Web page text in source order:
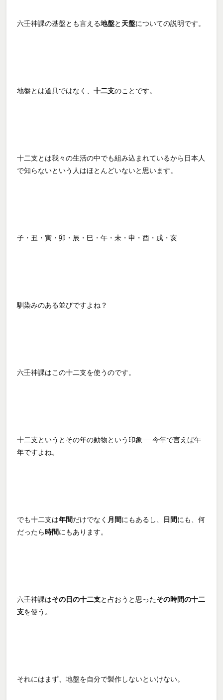
六壬神課の基盤とも言える地盤と 天盤についての説明です。
地盤とは道具ではなく、十二支のことです。
十二支とは我々の生活の中でも組み込まれているから日本人
で知らないという人はほとんどいないと思います。
子・丑・寅・卯・辰・巳・午・未・申・酉・戌・亥
馴染みのある並びですよね？
六壬神課はこの十二支を使うのです。
十二支というとその年の動物という印象──今年で言えば午
年ですよね。
でも十二支は年間だけでなく 月間にもあるし、 日間にも、何
だったら時間にもあります。
六壬神課はその日の十二支と占おうと思ったその時間の十二
支を使う。
それにはまず、地盤を自分で製作しないといけない。